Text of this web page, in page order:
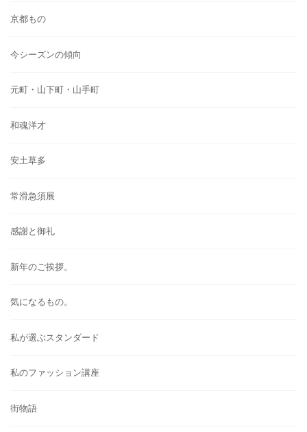
京都もの
今シーズンの傾向
元町・山下町・山手町
和魂洋才
安土草多
常滑急須展
感謝と御礼
新年のご挨拶。
気になるもの。
私が選ぶスタンダード
私のファッション講座
街物語